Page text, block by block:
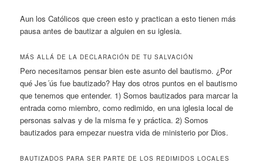
Aun los Católicos que creen esto y practican a esto tienen más
pausa antes de bautizar a alguien en su iglesia.
MÁS ALLÁ DE LA DECLARACIÓN DE TU SALVACIÓN
Pero necesitamos pensar bien este asunto del bautismo. ¿Por
qué Jes´ús fue bautizado? Hay dos otros puntos en el bautismo
que tenemos que entender. 1) Somos bautizados para marcar la
entrada como miembro, como redimido, en una iglesia local de
personas salvas y de la misma fe y práctica. 2) Somos
bautizados para empezar nuestra vida de ministerio por Dios.
BAUTIZADOS PARA SER PARTE DE LOS REDIMIDOS LOCALES